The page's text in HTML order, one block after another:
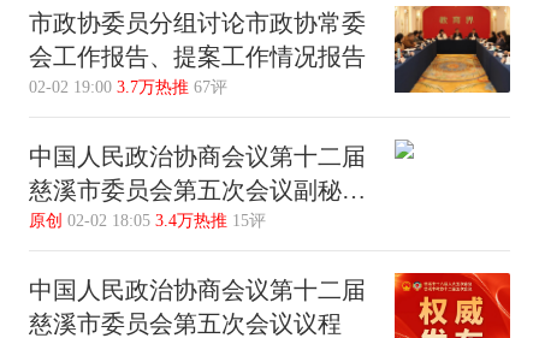
市政协委员分组讨论市政协常委
会工作报告、提案工作情况报告
02-02 19:00 3.7万热推 67评
中国人民政治协商会议第十二届
慈溪市委员会第五次会议副秘书
长名单
原创 02-02 18:05 3.4万热推 15评
中国人民政治协商会议第十二届
慈溪市委员会第五次会议议程